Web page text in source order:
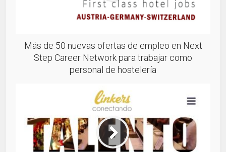
Más de 50 nuevas ofertas de empleo en Next
Step Career Network para trabajar como
personal de hostelería